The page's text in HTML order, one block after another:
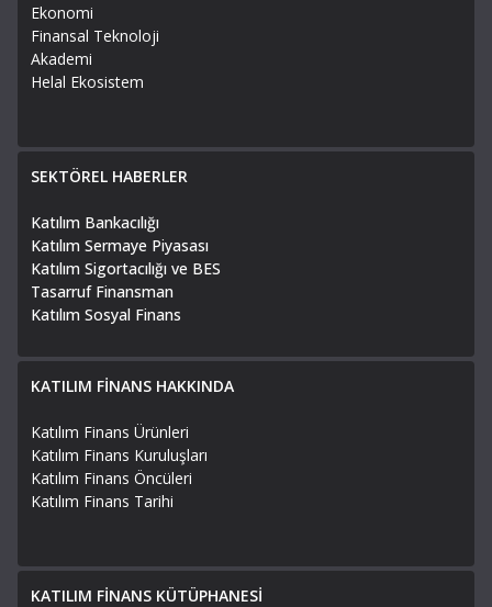
Ekonomi
Finansal Teknoloji
Akademi
Helal Ekosistem
SEKTÖREL HABERLER
Katılım Bankacılığı
Katılım Sermaye Piyasası
Katılım Sigortacılığı ve BES
Tasarruf Finansman
Katılım Sosyal Finans
KATILIM FİNANS HAKKINDA
Katılım Finans Ürünleri
Katılım Finans Kuruluşları
Katılım Finans Öncüleri
Katılım Finans Tarihi
KATILIM FİNANS KÜTÜPHANESİ